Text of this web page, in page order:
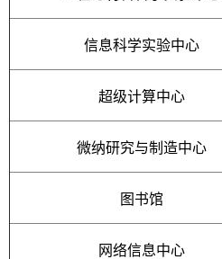
信息科学实验中心
超级计算中心
微纳研究与制造中心
图书馆
网络信息中心